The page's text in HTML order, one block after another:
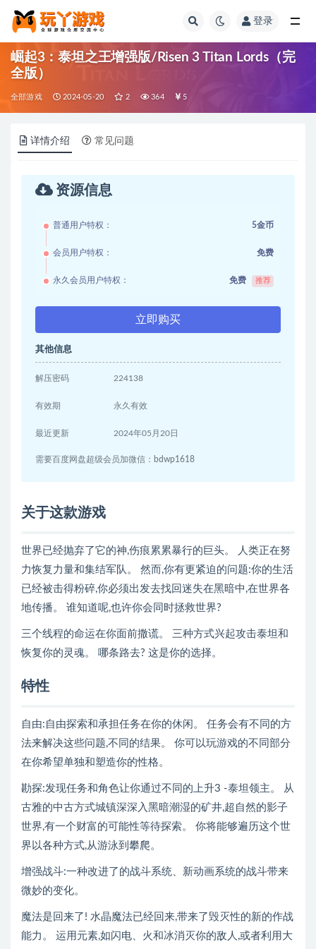
登录
崛起3：泰坦之王增强版/Risen 3 Titan Lords（完
全版）
全部游戏 2024-05-20 2 364 5
详情介绍 常见问题
资源信息
普通用户特权： 5金币
会员用户特权： 免费
永久会员用户特权： 免费 推荐
立即购买
其他信息
解压密码 224138
有效期 永久有效
最近更新 2024年05月20日
需要百度网盘超级会员加微信：bdwp1618
关于这款游戏
世界已经抛弃了它的神,伤痕累累暴行的巨头。 人类正在努
力恢复力量和集结军队。 然而,你有更紧迫的问题:你的生活
已经被击得粉碎,你必须出发去找回迷失在黑暗中,在世界各
地传播。 谁知道呢,也许你会同时拯救世界?
三个线程的命运在你面前撒谎。 三种方式兴起攻击泰坦和
恢复你的灵魂。 哪条路去? 这是你的选择。
特性
自由:自由探索和承担任务在你的休闲。 任务会有不同的方
法来解决这些问题,不同的结果。 你可以玩游戏的不同部分
在你希望单独和塑造你的性格。
勘探:发现任务和角色让你通过不同的上升3 -泰坦领主。 从
古雅的中古方式城镇深深入黑暗潮湿的矿井,超自然的影子
世界,有一个财富的可能性等待探索。 你将能够遍历这个世
界以各种方式,从游泳到攀爬。
增强战斗:一种改进了的战斗系统、新动画系统的战斗带来
微妙的变化。
魔法是回来了! 水晶魔法已经回来,带来了毁灭性的新的作战
能力。 运用元素,如闪电、火和冰消灭你的敌人,或者利用大